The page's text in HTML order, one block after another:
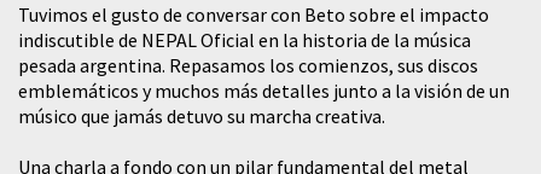
Tuvimos el gusto de conversar con Beto sobre el impacto
indiscutible de NEPAL Oficial en la historia de la música
pesada argentina. Repasamos los comienzos, sus discos
emblemáticos y muchos más detalles junto a la visión de un
músico que jamás detuvo su marcha creativa.
​Una charla a fondo con un pilar fundamental del metal